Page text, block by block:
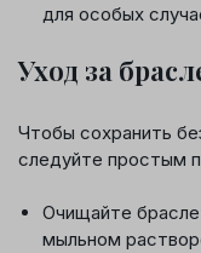
для особых
Уход за
Чтобы сохранить
следуйте простым
Очищайте
мыльном